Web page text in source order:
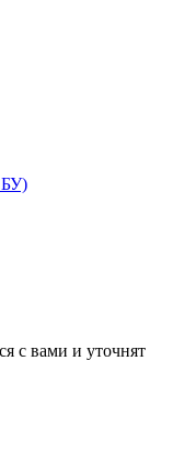
с вами и уточнят